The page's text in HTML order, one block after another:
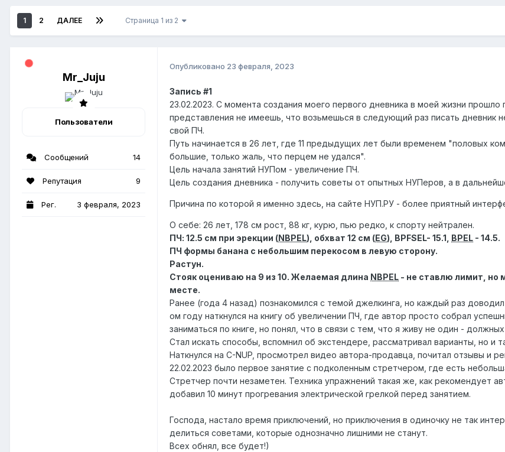
1 2 ДАЛЕЕ Страница 1 из 2
Mr_Juju
Пользователи
Сообщений 14
Репутация 9
Рег. 3 февраля, 2023
Опубликовано 23 февраля, 2023
Запись #1
23.02.2023. С момента создания моего первого дневника в моей жизни
представления не имеешь, что возьмешься в следующий раз писать дневник
свой ПЧ.
Путь начинается в 26 лет, где 11 предыдущих лет были временем "половых
большие, только жаль, что перцем не удался".
Цель начала занятий НУПом - увеличение ПЧ.
Цель создания дневника - получить советы от опытных НУПеров, а в
Причина по которой я именно здесь, на сайте НУП.РУ - более приятный
О себе: 26 лет, 178 см рост, 88 кг, курю, пью редко, к спорту нейтрален.
ПЧ: 12.5 см при эрекции (NBPEL), обхват 12 см (EG), BPFSEL- 15.1, BPEL - 14.5.
ПЧ формы банана с небольшим перекосом в левую сторону.
Растун.
Стояк оцениваю на 9 из 10. Желаемая длина NBPEL - не ставлю лимит, но
месте.
Ранее (года 4 назад) познакомился с темой джелкинга, но каждый раз
ом году наткнулся на книгу об увеличении ПЧ, где автор просто собрал
заниматься по книге, но понял, что в связи с тем, что я живу не один -
Стал искать способы, вспомнил об экстендере, рассматривал варианты, но и
Наткнулся на C-NUP, просмотрел видео автора-продавца, почитал отзывы и
22.02.2023 было первое занятие с подколенным стретчером, где есть
Стретчер почти незаметен. Техника упражнений такая же, как рекомендует
добавил 10 минут прогревания электрической грелкой перед занятием.
Господа, настало время приключений, но приключения в одиночку не так
делиться советами, которые однозначно лишними не станут.
Всех обнял, все будет!)